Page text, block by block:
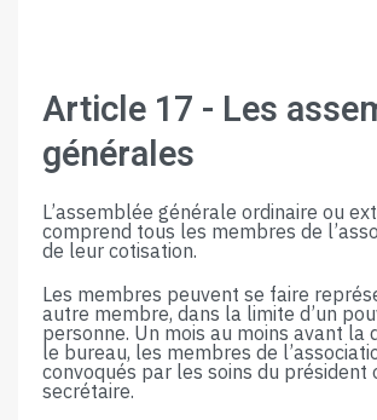
Article​ ​17​ ​-​ ​Les​
générales
L’assemblée générale ordinaire ou
comprend tous les membres de
de leur cotisation.
Les membres peuvent se faire
autre membre, dans la limite d’un
personne. Un mois au moins avant la
le bureau, les membres de
convoqués par les soins du président
secrétaire.